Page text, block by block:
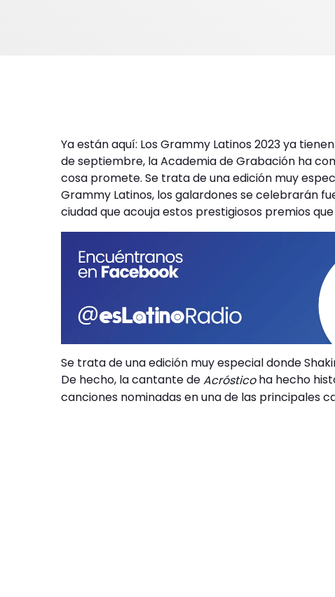
Ya están aquí: Los Grammy Latinos 2023 ya
de septiembre, la Academia de Grabación ha
cosa promete. Se trata de una edición muy
Grammy Latinos, los galardones se celebrarán
ciudad que acouja estos prestigiosos premios
Se trata de una edición muy especial donde
De hecho, la cantante deAcrósticoha hecho
canciones nominadas en una de las principales